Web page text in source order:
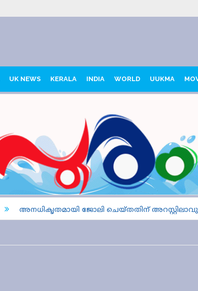
UK NEWS KERALA INDIA WORLD UUKMA
അനധികൃതമായി ജോലി ചെയ്തതിന്